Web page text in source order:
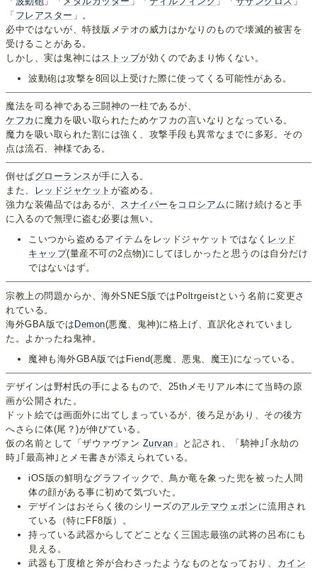
「 フレアスター 」。
必中ではないが、特技版メテオの威力はかなりのもので壊滅的被害を
受けることがある。
しかし、実は鬼神には ストップが効くのであまり怖くない。
波動砲は攻撃を8回以上受けた際に使ってくる可能性がある。
魔法を司る神である三闘神の一柱であるが、
ケフカ に魔力を吸い取られたためケフカの言いなりとなっている。
魔力を吸い取られた割には強く、攻撃手段も異常なまでに多彩。その
点は流石、神様である。
倒せばグローランスが手に入る。
また、
レッドジャケット が盗める。
強力な装備品ではあるが、 スナイパー を コロシアム に賭け続けると手
に入るので無理に盗む必要は無い。
こいつから盗めるアイテムをレッドジャケットではなく レッド
キャップ(量産不可の2点物)にしてほしかったと思うのは自分だけ
ではないはず。
宗教上の問題からか、海外SNES版ではPoltrgeistという名前に変更さ
れている。
海外GBA版ではDemon(悪魔、鬼神)に格上げ、直訳化されていまし
た。よかったね鬼神。
魔神も海外GBA版ではFiend(悪魔、悪鬼、魔王)になっている。
デザインは野村氏の手によるもので、25thメモリアル本にて当時の原
画が公開された。
ドット絵では画面外に出てしまっているが、後ろ足があり、その後方
へさらに体(尾？)が伸びている。
仮の名前として「ザウァヴァン Zurvan 」と記され、「騎神｣｢永劫の
時｣｢最高神｣とメモ書きが添えられている。
iOS版の鮮明なグラフイックで、鳥か竜を象った兜を被った人間
体の顔がある事に初めて気づいた。
デザインはおそらく後のシリーズのアルテマウェポン に流用され
ている（特にFF8版）。
持っている武器からしてどことなく三国志最強の武将の呂布にも
見える。
武器も丁度槍と斧が合わさったようなものとなっており、 カイン